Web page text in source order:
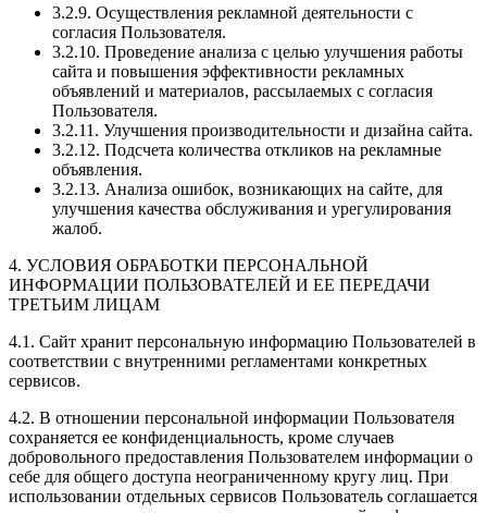
3.2.9. Осуществления рекламной деятельности с
согласия Пользователя.
3.2.10. Проведение анализа с целью улучшения работы
сайта и повышения эффективности рекламных
объявлений и материалов, рассылаемых с согласия
Пользователя.
3.2.11. Улучшения производительности и дизайна сайта.
3.2.12. Подсчета количества откликов на рекламные
объявления.
3.2.13. Анализа ошибок, возникающих на сайте, для
улучшения качества обслуживания и урегулирования
жалоб.
4. УСЛОВИЯ ОБРАБОТКИ ПЕРСОНАЛЬНОЙ
ИНФОРМАЦИИ ПОЛЬЗОВАТЕЛЕЙ И ЕЕ ПЕРЕДАЧИ
ТРЕТЬИМ ЛИЦАМ
4.1. Сайт хранит персональную информацию Пользователей в
соответствии с внутренними регламентами конкретных
сервисов.
4.2. В отношении персональной информации Пользователя
сохраняется ее конфиденциальность, кроме случаев
добровольного предоставления Пользователем информации о
себе для общего доступа неограниченному кругу лиц. При
использовании отдельных сервисов Пользователь соглашается